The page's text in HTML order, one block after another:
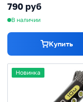
790 руб
В наличии
Купить
Новинка